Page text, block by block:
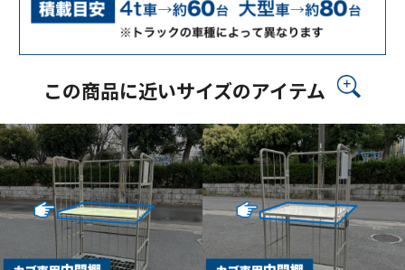
この商品に近いサイズのアイテム